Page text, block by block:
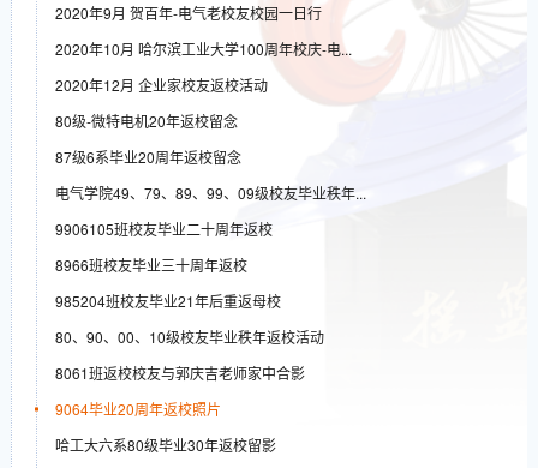
2020年9月 贺百年-电气老校友校园一日行
2020年10月 哈尔滨工业大学100周年校庆-电...
2020年12月 企业家校友返校活动
80级-微特电机20年返校留念
87级6系毕业20周年返校留念
电气学院49、79、89、99、09级校友毕业秩年...
9906105班校友毕业二十周年返校
8966班校友毕业三十周年返校
985204班校友毕业21年后重返母校
80、90、00、10级校友毕业秩年返校活动
8061班返校校友与郭庆吉老师家中合影
9064毕业20周年返校照片
哈工大六系80级毕业30年返校留影